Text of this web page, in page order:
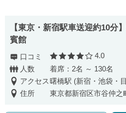
【東京・新宿駅車送迎約10分
賓館
口コミ 口コミ評
4.0
人数
着席：2名 ～ 130名
アクセス 曙橋駅 (新宿・池袋・
住所
東京都新宿区市谷仲之